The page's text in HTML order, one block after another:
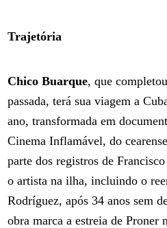
Trajetória
Chico Buarque, que
passada, terá sua viagem a
ano, transformada em
Cinema Inflamável, do
parte dos registros de
o artista na ilha, incluindo o
Rodríguez, após 34 anos sem
obra marca a estreia de Proner